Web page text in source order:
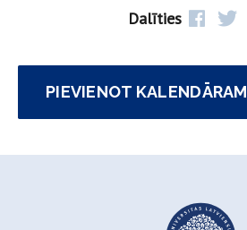
Dalīties
PIEVIENOT KALENDĀRAM